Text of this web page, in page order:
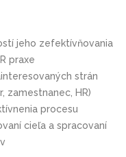
jeho zefektívňovania
praxe
strán
zamestnanec, HR)
procesu
cieľa a spracovaní